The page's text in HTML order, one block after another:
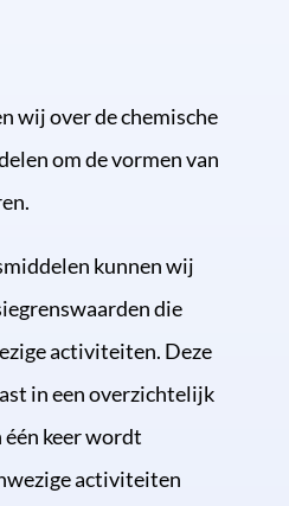
wij over de chemische
om de vormen van
kunnen wij
die
activiteiten. Deze
in een overzichtelijk
keer wordt
activiteiten